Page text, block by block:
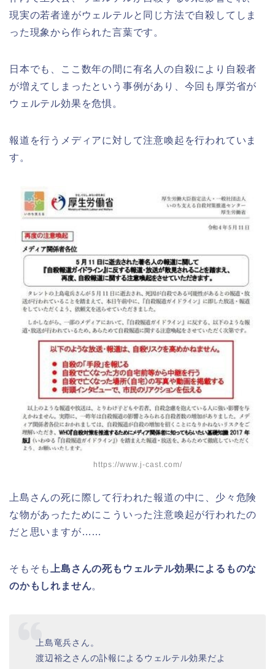
現実の若者達がウェルテルと同じ方法で自殺してしま
った現象から作られた言葉です。
日本でも、ここ数年の間に有名人の自殺により自殺者
が増えてしまったという事例があり、今回も厚労省が
ウェルテル効果を危惧。
報道を行うメディアに対して注意喚起を行われていま
す。
https://www.j-cast.com/
上島さんの死に際して行われた報道の中に、少々危険
な物があったためにこういった注意喚起が行われたの
だと思いますが……
そもそも
上島さんの死もウェルテル効果によるものな
のかもしれません。
上島竜兵さん。
渡辺裕之さんの訃報によるウェルテル効果だよ